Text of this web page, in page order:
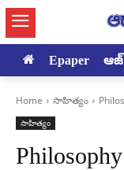
Epaper
Home సాహిత్యం
సాహిత్యం